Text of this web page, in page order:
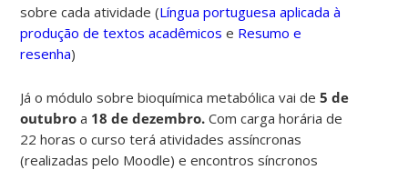
sobre cada atividade (Língua portuguesa aplicada à
produção de textos acadêmicos e Resumo e
resenha)
Já o módulo sobre bioquímica metabólica vai de5 de
outubroa 18 de dezembro.Com carga horária de
22 horas o curso terá atividades assíncronas
(realizadas pelo Moodle) e encontros síncronos